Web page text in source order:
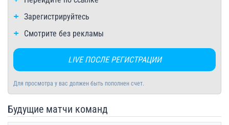
Зарегистрируйтесь
Смотрите без рекламы
LIVE ПОСЛЕ РЕГИСТРАЦИИ
Для просмотра у вас должен быть пополнен счет.
Будущие матчи команд